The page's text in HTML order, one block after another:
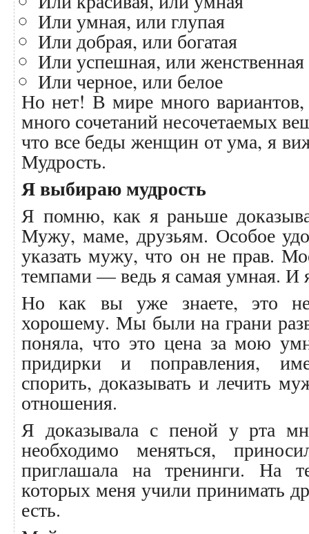
Или умная, или глупая
Или добрая, или богатая
Или успешная, или женственная
Или черное, или белое
Но нет! В мире много вариантов,
много сочетаний несочетаемых
что все беды женщин от ума, я
Мудрость.
Я выбираю мудрость
Я помню, как я раньше
Мужу, маме, друзьям. Особое
указать мужу, что он не прав.
темпами — ведь я самая умная. И
Но как вы уже знаете, это
хорошему. Мы были на грани
поняла, что это цена за мою
придирки и поправления,
спорить, доказывать и лечить
отношения.
Я доказывала с пеной у рта
необходимо меняться,
приглашала на тренинги. На
которых меня учили принимать
есть.